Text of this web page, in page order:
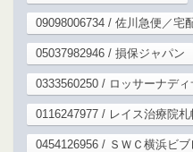
09098006734 / 佐川急便／宅
05037982946 / 損保ジャパン
0333560250 / ロッサーナディ
0116247977 / レイス治療院札
0454126956 / ＳＷＣ横浜ビブ